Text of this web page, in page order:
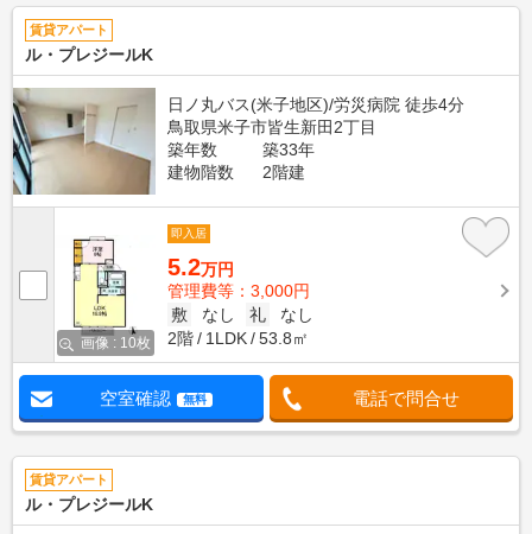
賃貸アパート
ル・プレジールK
日ノ丸バス(米子地区)/労災病院 徒歩4分
鳥取県米子市皆生新田2丁目
築年数
築33年
建物階数
2階建
画像 : 10枚
即入居
5.2万円
管理費等：3,000円
敷
なし 礼
なし
2階
1LDK 53.8㎡
空室確認 無料 電話で問合せ
賃貸アパート
ル・プレジールK